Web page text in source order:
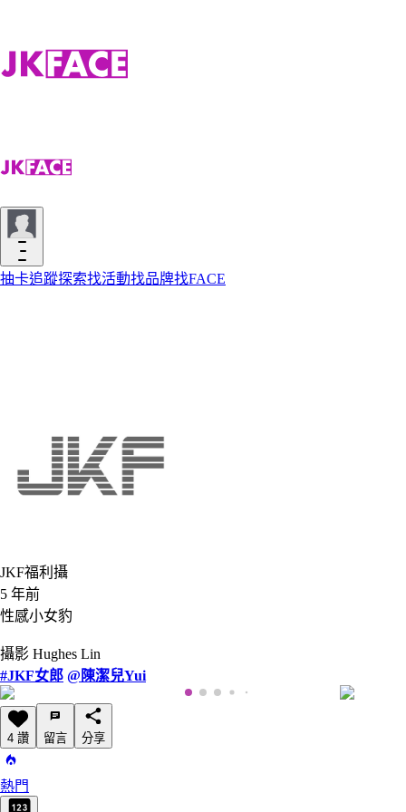
抽卡追蹤探索找活動找品牌找FACE
JKF福利攝
5 年前
性感小女豹
攝影 Hughes Lin
#JKF女郎 @陳潔兒Yui
4 讚 留言 分享
熱門